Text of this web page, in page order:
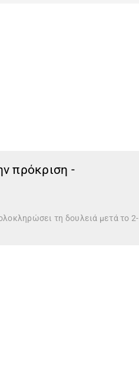
πρόκριση -
τη δουλειά μετά το 2-